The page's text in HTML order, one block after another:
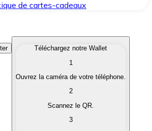
de cartes-cadeaux
qui vous intéressent
vos cryptomonnaies en monnaie
Téléchargez notre Wallet
1
Ouvrez la caméra de votre téléphone.
2
Scannez le QR.
3